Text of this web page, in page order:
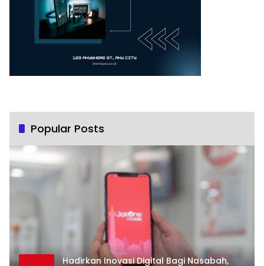
Popular Posts
Hadirkan Inovasi Digital Bagi Nasabah,